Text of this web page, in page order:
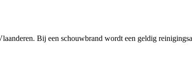
Bij een schouwbrand wordt een geldig